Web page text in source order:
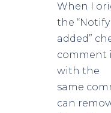
When I
the
added”
comment
with the
same
can